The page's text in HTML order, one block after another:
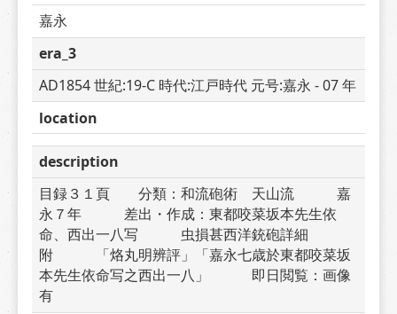
嘉永
era_3
AD1854 世紀:19-C 時代:江戸時代 元号:嘉永 - 07 年
location
description
目録３１頁　　分類：和流砲術　天山流　　　嘉
永７年　　　差出・作成：東都咬菜坂本先生依
命、西出一八写　　　虫損甚西洋銃砲詳細
附　　　「烙丸明辨評」「嘉永七歳於東都咬菜坂
本先生依命写之西出一八」　　　即日閲覧：画像
有